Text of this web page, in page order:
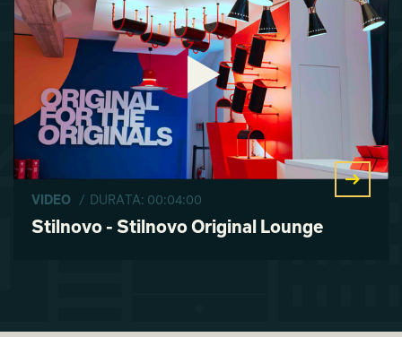
VIDEO / DURATA: 00:04:00
Stilnovo - Stilnovo Original Lounge